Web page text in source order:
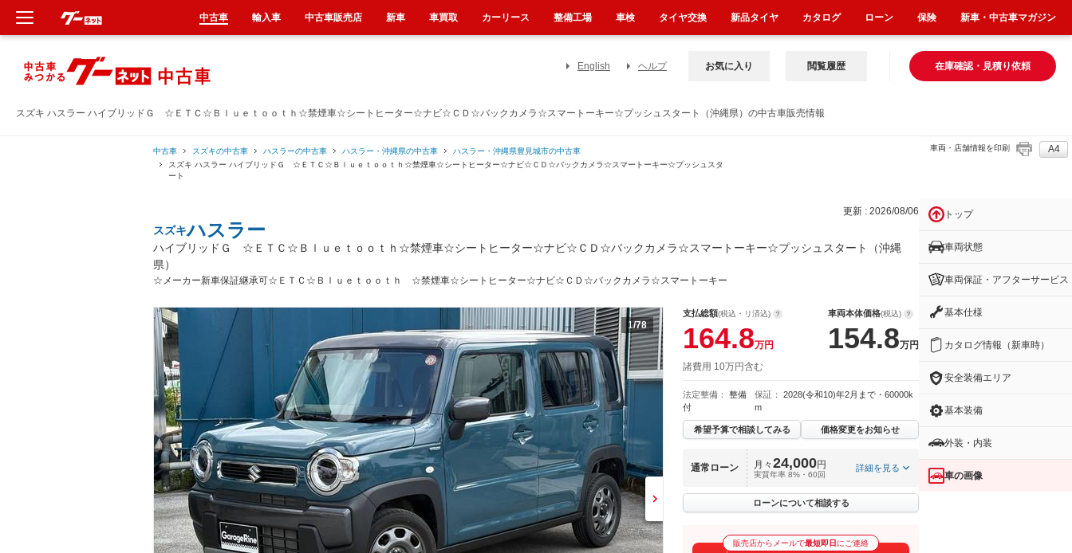
スズキ ハスラー ハイブリッドＧ ☆ＥＴＣ☆Ｂｌｕｅｔｏｏｔｈ☆禁煙車☆シートヒーター☆ナビ☆ＣＤ☆バックカメラ☆スマートーキー☆プッシュスタート（沖縄県）の中古車販売情報
English ヘルプ 在庫確認・見積り依頼
お気に入り 閲覧履歴
中古車 スズキの中古車 ハスラーの中古車 ハスラー・沖縄県の中古車
ハスラー・沖縄県豊見城市の中古車
スズキ ハスラー ハイブリッドＧ ☆ＥＴＣ☆Ｂｌｕｅｔｏｏｔｈ☆禁煙車☆シートヒーター☆ナビ☆ＣＤ☆バックカメラ☆スマートーキー☆プッシュスタ
ート
車両・店舗情報を印刷 A4
更新 : 2026/08/06
スズキハスラー
ハイブリッドＧ ☆ＥＴＣ☆Ｂｌｕｅｔｏｏｔｈ☆禁煙車☆シートヒーター☆ナビ☆ＣＤ☆バックカメラ☆スマートーキー☆プッシュスタート（沖縄
県）
☆メーカー新車保証継承可☆ＥＴＣ☆Ｂｌｕｅｔｏｏｔｈ ☆禁煙車☆シートヒーター☆ナビ☆ＣＤ☆バックカメラ☆スマートーキー
1/78
支払総額(税込・リ済込)
164.8万円
車両本体価格(税込)
154.8万円
諸費用 10万円含む
法定整備：
整備
付
保証：
2028(令和10)年2月まで・60000k
m
希望予算で相談してみる 価格変更をお知らせ
通常ローン 月々24,000円
実質年率 8%・60回
詳細を見る
ローンについて相談する
販売店からメールで最短即日 にご連絡
トップ
車両状態
車両保証・アフターサービス
基本仕様
カタログ情報（新車時）
安全装備エリア
基本装備
外装・内装
車の画像
中古車 輸入車 中古車販売店 新車 車買取 カーリース 整備工場 車検 タイヤ交換 新品タイヤ カタログ ローン 保険 新車・中古車マガジン
新車
中古車